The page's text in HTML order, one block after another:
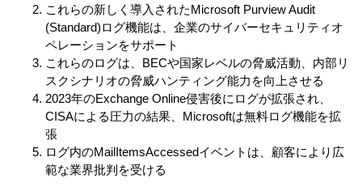
これらの新しく導入されたMicrosoft Purview Audit
(Standard)ログ機能は、企業のサイバーセキュリティオ
ペレーションをサポート
これらのログは、BECや国家レベルの脅威活動、内部リ
スクシナリオの脅威ハンティング能力を向上させる
2023年のExchange Online侵害後にログが拡張され、
CISAによる圧力の結果、Microsoftは無料ログ機能を拡
張
ログ内のMailItemsAccessedイベントは、顧客により広
範な業界批判を受ける